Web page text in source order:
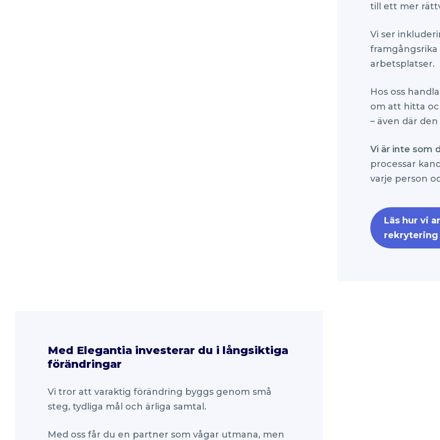
till ett mer
Vi ser
arbetsplatser.
Hos oss
om att hitta
– även där
Vi är inte som
processar
varje person
Läs hur vi
Med Elegantia investerar du i långsiktiga
förändringar
Vi tror att varaktig förändring byggs genom små
steg, tydliga mål och ärliga samtal.
Med oss får du en partner som vågar utmana, men